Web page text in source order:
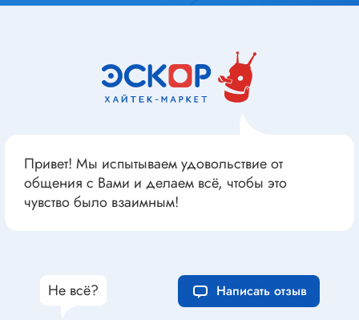
Привет! Мы испытываем удовольствие от
общения с Вами и делаем всё, чтобы это
чувство было взаимным!
Не всё? Написать отзыв